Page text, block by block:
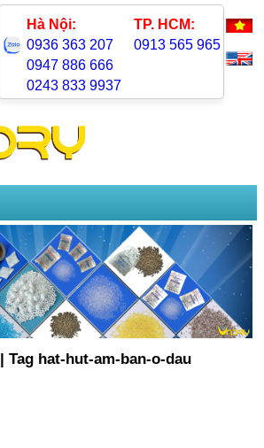
Hà Nội:
0936 363 207
0947 886 666
0243 833 9937
TP. HCM:
0913 565 965
| Tag hat-hut-am-ban-o-dau